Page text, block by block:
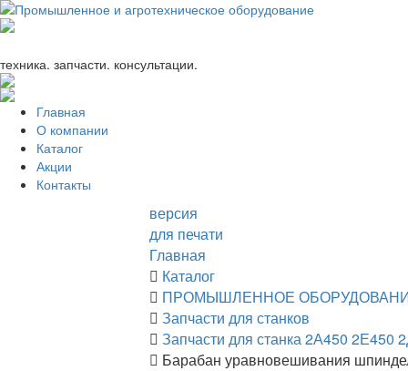
техника. запчасти. консультации.
Главная
О компании
Каталог
Акции
Контакты
версия
для печати
Главная
Каталог
ПРОМЫШЛЕННОЕ
Запчасти для станков
Запчасти для станка 2А450 2Е450
Барабан уравновешивания